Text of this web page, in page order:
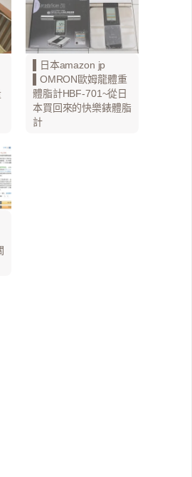
▌日本amazon jp
▌OMRON歐姆龍體重
體脂計HBF-701~從日
本買回來的快樂錶體脂
計